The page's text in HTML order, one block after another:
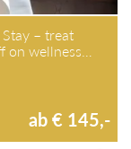
– treat
wellness…
ab € 145,-